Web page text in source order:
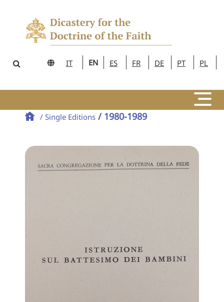
IT EN ES FR DE PT PL
/ Single Editions / 1980-1989